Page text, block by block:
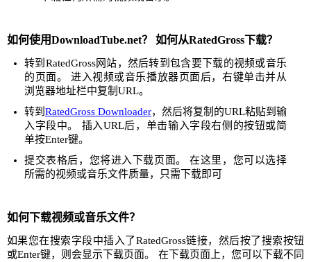
如何使用DownloadTube.net？ 如何从RatedGross下载？
转到RatedGross网站，然后转到包含要下载的视频或音乐
的页面。 进入视频或音乐播放器页面后，右键单击并从
浏览器地址栏中复制URL。
转到 RatedGross Downloader，然后将复制的URL粘贴到输
入字段中。 插入URL后，单击输入字段右侧的按钮或简
单按Enter键。
提交表格后，您将进入下载页面。 在这里，您可以选择
所需的视频或音乐文件质量，只需下载即可
如何下载视频或音乐文件？
如果您在搜索字段中插入了RatedGross链接，然后按了搜索按钮
或Enter键，则会显示下载页面。 在下载页面上，您可以下载不同